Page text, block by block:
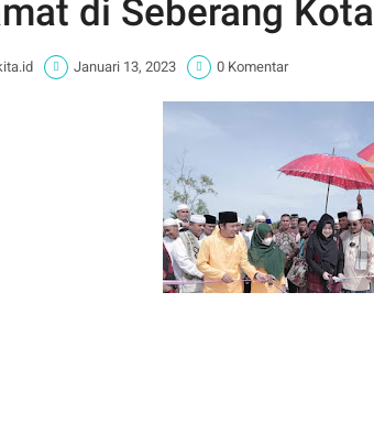
di Seberang Kota
Januari 13, 2023 0 Komentar